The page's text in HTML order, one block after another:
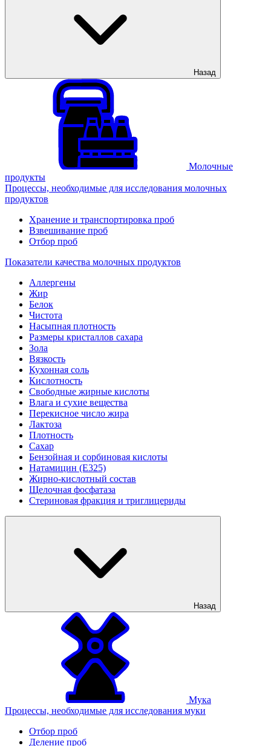
Назад
Молочные
продукты
Процессы, необходимые для исследования молочных
продуктов
Хранение и транспортировка проб
Взвешивание проб
Отбор проб
Показатели качества молочных продуктов
Аллергены
Жир
Белок
Чистота
Насыпная плотность
Размеры кристаллов сахара
Зола
Вязкость
Кухонная соль
Кислотность
Свободные жирные кислоты
Влага и сухие вещества
Перекисное число жира
Лактоза
Плотность
Сахар
Бензойная и сорбиновая кислоты
Натамицин (Е325)
Жирно-кислотный состав
Щелочная фосфатаза
Стериновая фракция и триглицериды
Назад
Мука
Процессы, необходимые для исследования муки
Отбор проб
Деление проб